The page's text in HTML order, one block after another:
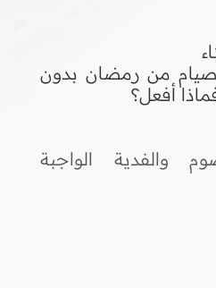
من رمضان بدون
أفعل؟
والفدية الواجبة